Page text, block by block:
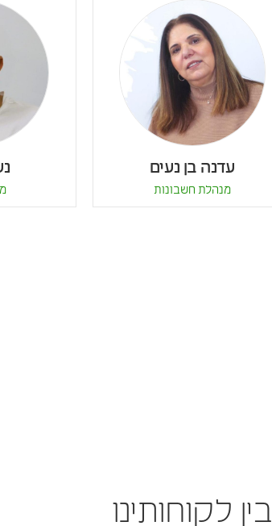
עדנה בן נעים
מנהלת חשבונות
בין לקוחותינו